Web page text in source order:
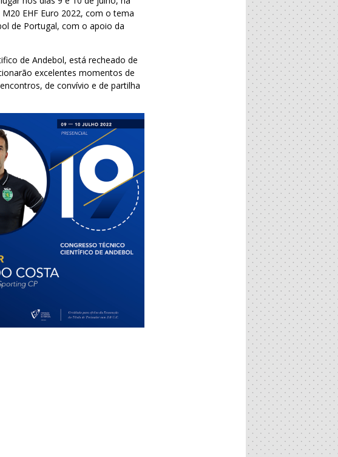
EHF Euro 2022, com o tema
de Portugal, com o apoio da
de Andebol, está recheado de
excelentes momentos de
de convívio e de partilha